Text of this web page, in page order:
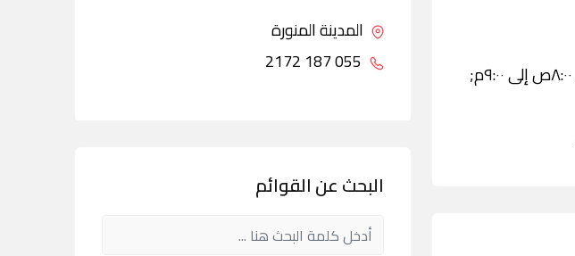
الاثنين، ٨:٠٠ص إلى ٩:٠٠م; الثلاثاء، ٨:٠٠ص إلى ٩:٠٠م; الأربعاء، ٨:٠٠ص إلى ٩:٠٠م; الخميس، ٨:٠٠ص إلى ٩:٠٠م;
المدينة المنورة
البحث عن القوائم